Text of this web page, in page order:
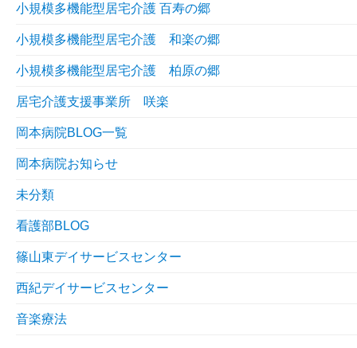
小規模多機能型居宅介護 百寿の郷
小規模多機能型居宅介護 和楽の郷
小規模多機能型居宅介護 柏原の郷
居宅介護支援事業所 咲楽
岡本病院BLOG一覧
岡本病院お知らせ
未分類
看護部BLOG
篠山東デイサービスセンター
西紀デイサービスセンター
音楽療法